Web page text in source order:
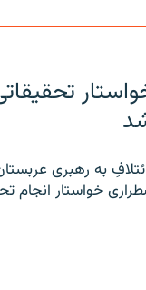
به رهبری
خواستار انجام